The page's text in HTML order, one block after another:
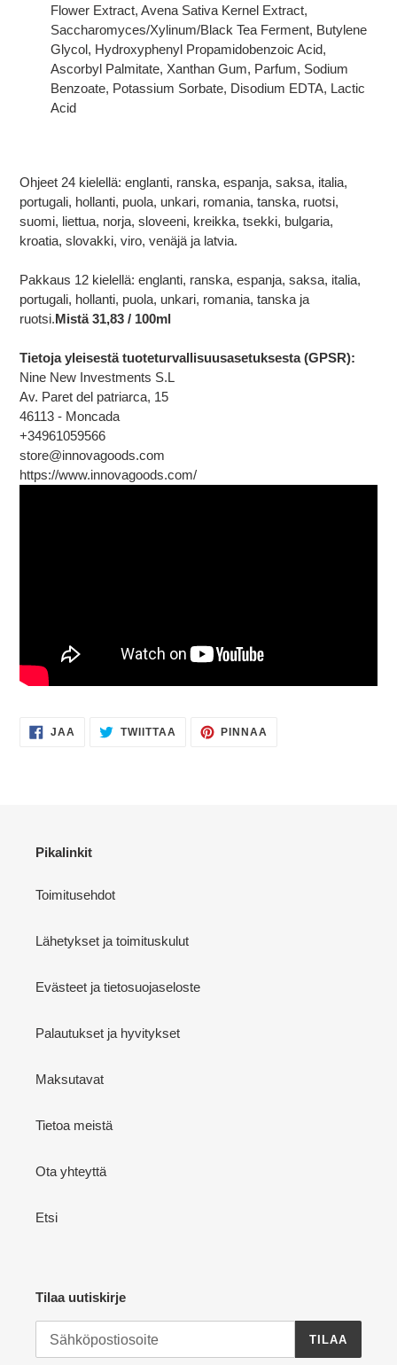
Flower Extract, Avena Sativa Kernel Extract,
Saccharomyces/Xylinum/Black Tea Ferment, Butylene
Glycol, Hydroxyphenyl Propamidobenzoic Acid,
Ascorbyl Palmitate, Xanthan Gum, Parfum, Sodium
Benzoate, Potassium Sorbate, Disodium EDTA, Lactic
Acid
Ohjeet 24 kielellä: englanti, ranska, espanja, saksa, italia,
portugali, hollanti, puola, unkari, romania, tanska, ruotsi,
suomi, liettua, norja, sloveeni, kreikka, tsekki, bulgaria,
kroatia, slovakki, viro, venäjä ja latvia.
Pakkaus 12 kielellä: englanti, ranska, espanja, saksa, italia,
portugali, hollanti, puola, unkari, romania, tanska ja
ruotsi.Mistä 31,83 / 100ml
Tietoja yleisestä tuoteturvallisuusasetuksesta (GPSR):
Nine New Investments S.L
Av. Paret del patriarca, 15
46113 - Moncada
+34961059566
store@innovagoods.com
https://www.innovagoods.com/
JAA
FACEBOOKISSA
TWIITTAA TWIITTAA
TWITTERISSÄ
PINNAA
Pikalinkit
Toimitusehdot
Lähetykset ja toimituskulut
Evästeet ja tietosuojaseloste
Palautukset ja hyvitykset
Maksutavat
Tietoa meistä
Ota yhteyttä
Etsi
Tilaa uutiskirje
TILAA